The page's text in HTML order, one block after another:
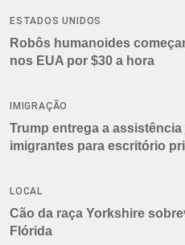
ESTADOS UNIDOS
Robôs humanoides
nos EUA por $30 a hora
IMIGRAÇÃO
Trump entrega a
imigrantes para escritório
LOCAL
Cão da raça Yorkshire
Flórida